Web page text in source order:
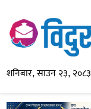
शनिबार, साउन २३, २०८३